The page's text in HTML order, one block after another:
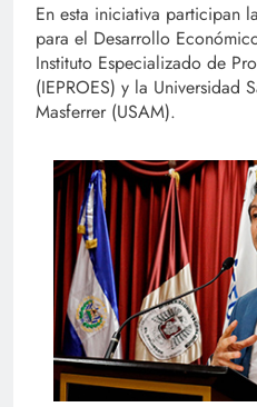
En esta iniciativa participan
para el Desarrollo
Instituto Especializado de
(IEPROES) y la Universidad
Masferrer (USAM).